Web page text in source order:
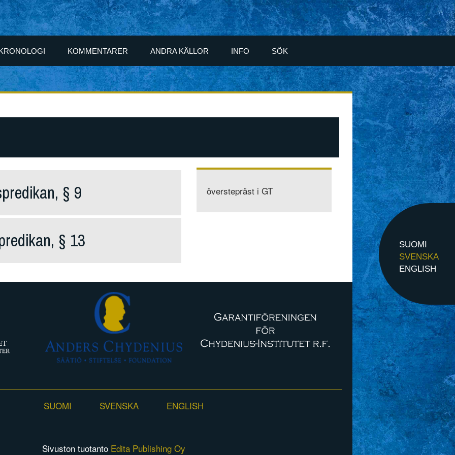
KOMMENTARER ANDRA KÄLLOR INFO SÖK
SUOMI
SVENSKA
ENGLISH
§ 9
§ 13
överstepräst i GT
SUOMI SVENSKA ENGLISH
Sivuston tuotanto Edita Publishing Oy